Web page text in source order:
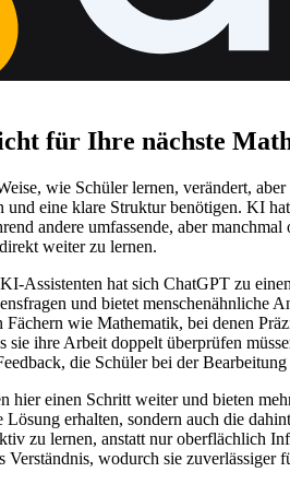
für Ihre nächste
wie Schüler lernen, verändert,
und eine klare Struktur benötigen. KI
andere umfassende, aber
weiter zu lernen.
Assistenten hat sich ChatGPT zu
und bietet
wie Mathematik, bei denen
sie ihre Arbeit doppelt überprüfen
die Schüler bei der
hier einen Schritt weiter und bieten
Lösung erhalten, sondern auch die
zu lernen, anstatt nur oberflächlich
wodurch sie zuverlässiger